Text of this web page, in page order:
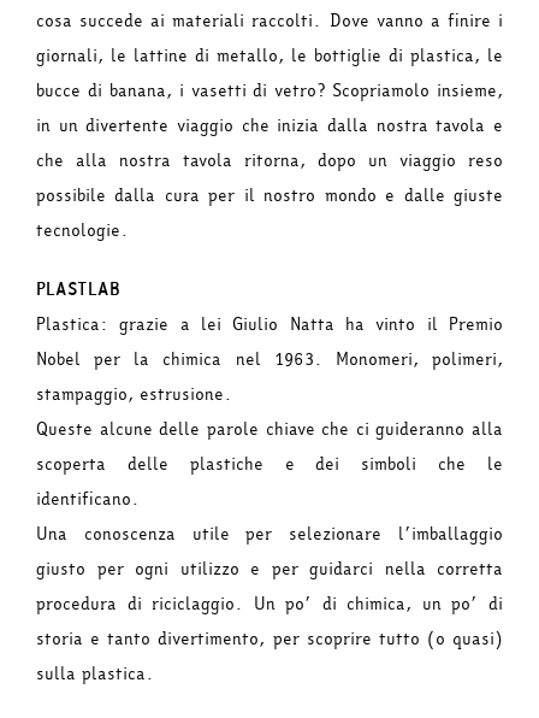
cosa succede ai materiali raccolti. Dove vanno a finire i
giornali, le lattine di metallo, le bottiglie di plastica, le
bucce di banana, i vasetti di vetro? Scopriamolo insieme,
in un divertente viaggio che inizia dalla nostra tavola e
che alla nostra tavola ritorna, dopo un viaggio reso
possibile dalla cura per il nostro mondo e dalle giuste
tecnologie.
PLASTLAB
Plastica: grazie a lei Giulio Natta ha vinto il Premio
Nobel per la chimica nel 1963. Monomeri, polimeri,
stampaggio, estrusione.
Queste alcune delle parole chiave che ci guideranno alla
scoperta delle plastiche e dei simboli che le
identificano.
Una conoscenza utile per selezionare l’imballaggio
giusto per ogni utilizzo e per guidarci nella corretta
procedura di riciclaggio. Un po’ di chimica, un po’ di
storia e tanto divertimento, per scoprire tutto (o quasi)
sulla plastica.